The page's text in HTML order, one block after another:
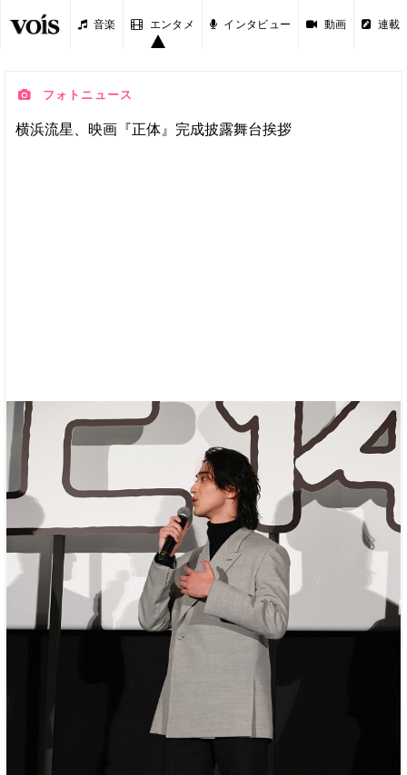
音楽 エンタメ インタビュー 動画 連載
フォトニュース
横浜流星、映画『正体』完成披露舞台挨拶